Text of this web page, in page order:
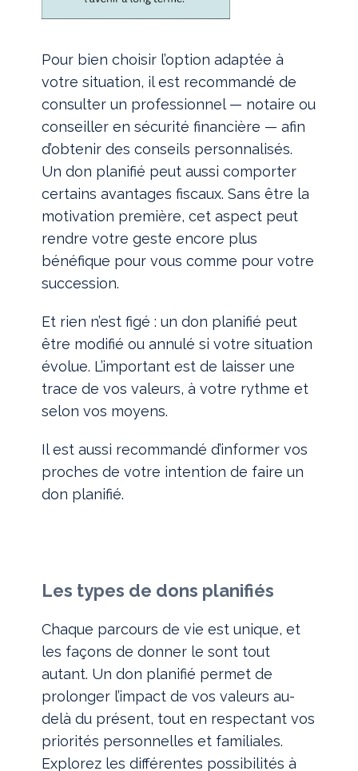
Pour bien choisir l’option adaptée à
votre situation, il est recommandé de
consulter un professionnel — notaire ou
conseiller en sécurité financière — afin
d’obtenir des conseils personnalisés.
Un don planifié peut aussi comporter
certains avantages fiscaux. Sans être la
motivation première, cet aspect peut
rendre votre geste encore plus
bénéfique pour vous comme pour votre
succession.
Et rien n’est figé : un don planifié peut
être modifié ou annulé si votre situation
évolue. L’important est de laisser une
trace de vos valeurs, à votre rythme et
selon vos moyens.
Il est aussi recommandé d’informer vos
proches de votre intention de faire un
don planifié.
Les types de dons planifiés
Chaque parcours de vie est unique, et
les façons de donner le sont tout
autant. Un don planifié permet de
prolonger l’impact de vos valeurs au-
delà du présent, tout en respectant vos
priorités personnelles et familiales.
Explorez les différentes possibilités à